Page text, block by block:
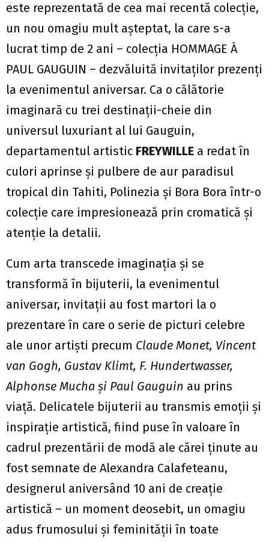
este reprezentată de cea mai recentă colecție,
un nou omagiu mult așteptat, la care s-a
lucrat timp de 2 ani – colecția HOMMAGE À
PAUL GAUGUIN – dezvăluită invitaților prezenți
la evenimentul aniversar. Ca o călătorie
imaginară cu trei destinații-cheie din
universul luxuriant al lui Gauguin,
departamentul artistic FREYWILLE a redat în
culori aprinse și pulbere de aur paradisul
tropical din Tahiti, Polinezia și Bora Bora într-o
colecție care impresionează prin cromatică și
atenție la detalii.
Cum arta transcede imaginația și se
transformă în bijuterii, la evenimentul
aniversar, invitații au fost martori la o
prezentare în care o serie de picturi celebre
ale unor artiști precum Claude Monet, Vincent
van Gogh, Gustav Klimt, F. Hundertwasser,
Alphonse Mucha și Paul Gauguin au prins
viață. Delicatele bijuterii au transmis emoții și
inspirație artistică, fiind puse în valoare în
cadrul prezentării de modă ale cărei ținute au
fost semnate de Alexandra Calafeteanu,
designerul aniversând 10 ani de creație
artistică – un moment deosebit, un omagiu
adus frumosului și feminității în toate